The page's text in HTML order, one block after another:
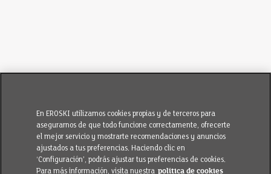
En EROSKI utilizamos cookies propias y de terceros para
asegurarnos de que todo funcione correctamente, ofrecerte
el mejor servicio y mostrarte recomendaciones y anuncios
ajustados a tus preferencias. Haciendo clic en
‘Configuración’, podrás ajustar tus preferencias de cookies.
Para más información, visita nuestra política de cookies